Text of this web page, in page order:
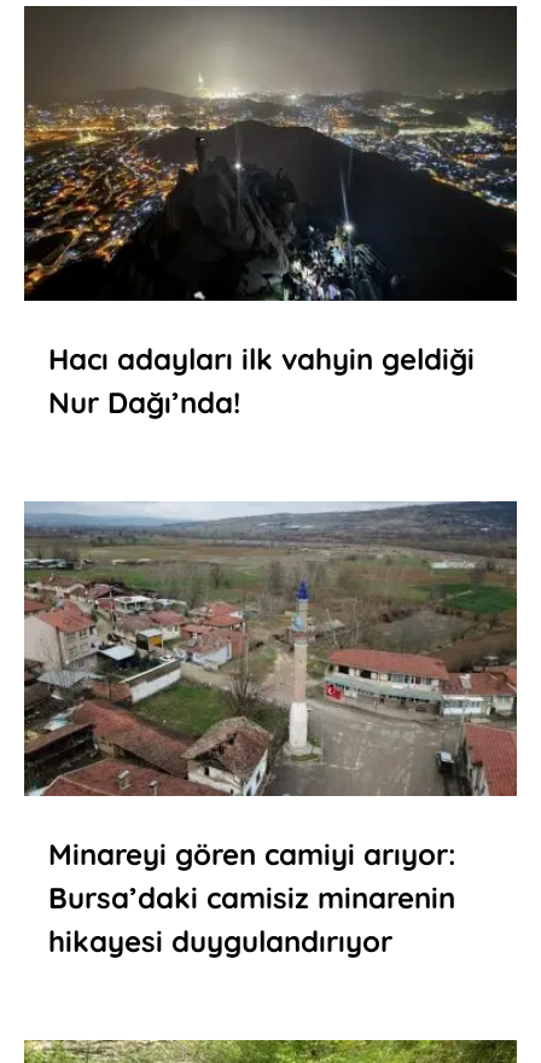
Hacı adayları ilk vahyin geldiği
Nur Dağı’nda!
Minareyi gören camiyi arıyor:
Bursa’daki camisiz minarenin
hikayesi duygulandırıyor